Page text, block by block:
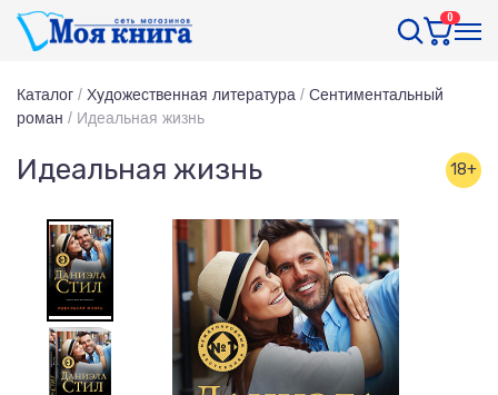
0
Каталог / Художественная литература / Сентиментальный
роман / Идеальная жизнь
Идеальная жизнь 18+